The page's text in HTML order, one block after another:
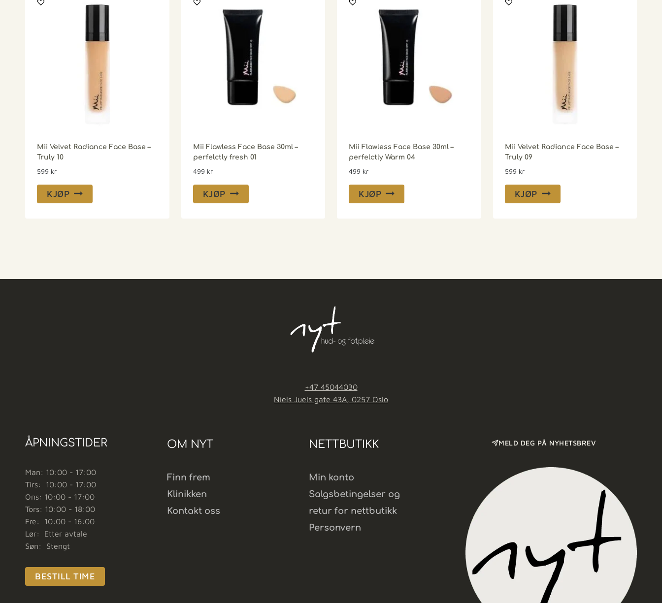
Mii Velvet Radiance Face Base –
Truly 10
599 kr
KJØP
Mii Flawless Face Base 30ml –
perfelctly fresh 01
499 kr
KJØP
Mii Flawless Face Base 30ml –
perfelctly Warm 04
499 kr
KJØP
Mii Velvet Radiance Face Base –
Truly 09
599 kr
KJØP
+47 45044030
Niels Juels gate 43A, 0257 Oslo
ÅPNINGSTIDER
Man: 10:00 - 17:00
Tirs: 10:00 - 17:00
Ons: 10:00 - 17:00
Tors: 10:00 - 18:00
Fre: 10:00 - 16:00
Lør: Etter avtale
Søn: Stengt
BESTILL TIME
OM NYT
Finn frem
Klinikken
Kontakt oss
NETTBUTIKK
Min konto
Salgsbetingelser og
retur for nettbutikk
Personvern
MELD DEG PÅ NYHETSBREV